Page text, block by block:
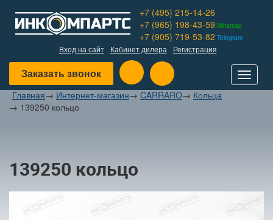
+7 (495) 215-14-26
+7 (965) 198-43-59 Whatsap
+7 (905) 719-53-82 Telegram
Вход на сайт Кабинет дилера Регистрация
Заказать звонок
Toggle
Главная→ Интернет-магазин→ CARRARO→ Кольца
→ 139250 кольцо
139250 кольцо